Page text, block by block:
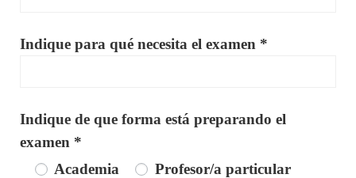
Indique para qué necesita el examen *
Indique de que forma está preparando el
examen *
Academia
Profesor/a particular